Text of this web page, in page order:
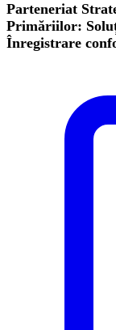
Parteneriat
Primăriilor:
Înregistrare